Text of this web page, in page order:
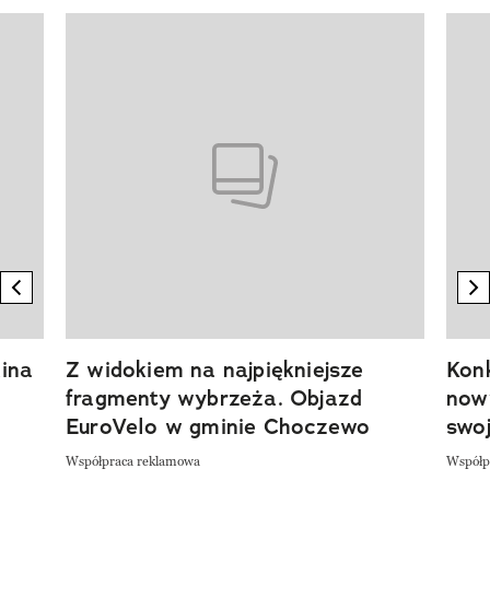
previous element
Z widokiem na najpiękniejsze
fragmenty wybrzeża. Objazd
EuroVelo w gminie Choczewo
Współpraca reklamowa